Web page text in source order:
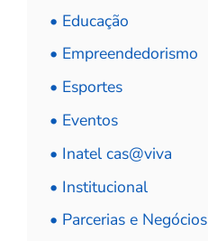
• Educação
• Empreendedorismo
• Esportes
• Eventos
• Inatel cas@viva
• Institucional
• Parcerias e Negócios